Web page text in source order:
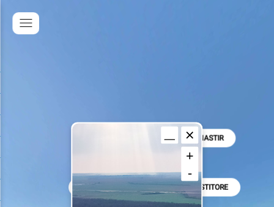
POSLOVNA ZONA ZAPAD BELI MANASTIR
PREDNOSTI I POGODNOSTI ZA INVESTITORE
+
-